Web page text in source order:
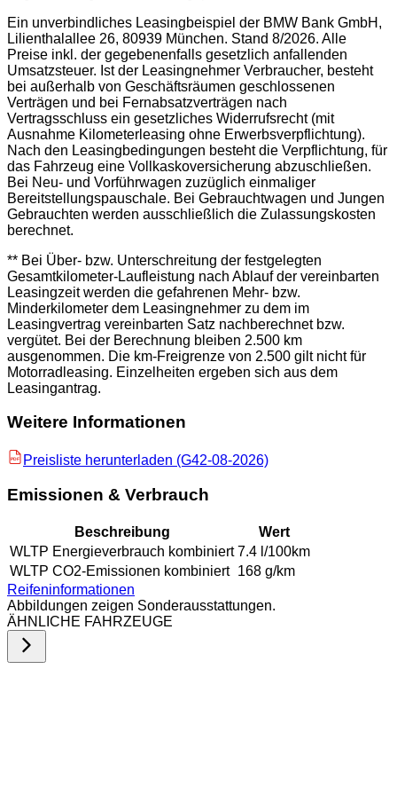
Ein unverbindliches Leasingbeispiel der BMW Bank GmbH,
Lilienthalallee 26, 80939 München. Stand 8/2026. Alle
Preise inkl. der gegebenenfalls gesetzlich anfallenden
Umsatzsteuer. Ist der Leasingnehmer Verbraucher, besteht
bei außerhalb von Geschäftsräumen geschlossenen
Verträgen und bei Fernabsatzverträgen nach
Vertragsschluss ein gesetzliches Widerrufsrecht (mit
Ausnahme Kilometerleasing ohne Erwerbsverpflichtung).
Nach den Leasingbedingungen besteht die Verpflichtung, für
das Fahrzeug eine Vollkaskoversicherung abzuschließen.
Bei Neu- und Vorführwagen zuzüglich einmaliger
Bereitstellungspauschale. Bei Gebrauchtwagen und Jungen
Gebrauchten werden ausschließlich die Zulassungskosten
berechnet.
** Bei Über- bzw. Unterschreitung der festgelegten
Gesamtkilometer-Laufleistung nach Ablauf der vereinbarten
Leasingzeit werden die gefahrenen Mehr- bzw.
Minderkilometer dem Leasingnehmer zu dem im
Leasingvertrag vereinbarten Satz nachberechnet bzw.
vergütet. Bei der Berechnung bleiben 2.500 km
ausgenommen. Die km-Freigrenze von 2.500 gilt nicht für
Motorradleasing. Einzelheiten ergeben sich aus dem
Leasingantrag.
Weitere Informationen
PDF Preisliste herunterladen (G42-08-2026)
Emissionen & Verbrauch
Beschreibung
Wert
WLTP Energieverbrauch kombiniert 7.4 l/100km
WLTP CO2-Emissionen kombiniert 168 g/km
Reifeninformationen
Abbildungen zeigen Sonderausstattungen.
ÄHNLICHE FAHRZEUGE